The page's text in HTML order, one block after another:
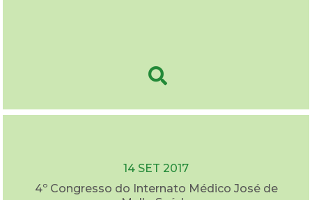
14 SET 2017
4º Congresso do Internato Médico José de